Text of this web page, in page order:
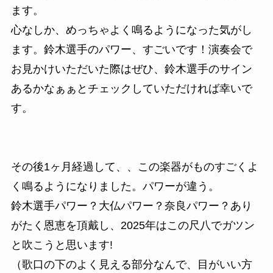
ます。
心なしか、めっちゃよく鳴るようになった気がし
ます。鈴木選手のパワー、すごいです！演奏会で
お見かけいただいた際はぜひ、鈴木選手のサイン
あるかなぁぁとチェックしていただければ幸いで
す。
その後1ヶ月経過して、、この楽器がものすごくよ
く鳴るようになりました。パワーが違う。
鈴木選手パワー？大仏パワー？奈良パワー？あり
がたく恩恵を頂戴し、2025年はこの尺八でガツン
と吹こうと思います!
（歌口の下のよく見える部分なんで、目がいい方